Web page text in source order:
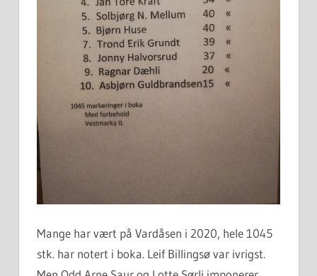
Mange har vært på Vardåsen i 2020, hele 1045
stk. har notert i boka. Leif Billingsø var ivrigst.